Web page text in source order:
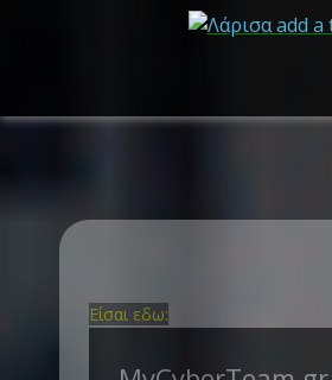
Είσαι εδω: